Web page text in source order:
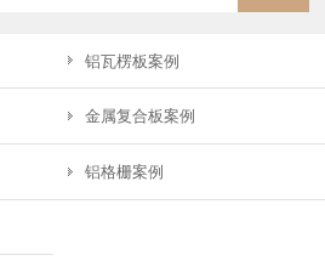
铝瓦楞板案例
金属复合板案例
铝格栅案例